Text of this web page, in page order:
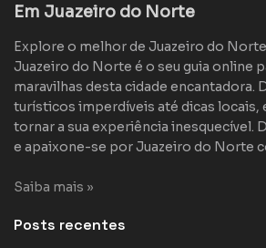
Em Juazeiro do Norte
Explore o melhor de Juazeiro do
Juazeiro do Norte é o seu guia online
maravilhas desta cidade encantadora.
turísticos imperdíveis até dicas locais,
tornar a sua experiência inesquecível.
e apaixone-se por Juazeiro do Norte
Saiba mais »
Posts recentes